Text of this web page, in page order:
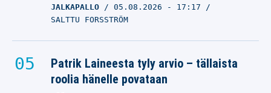
JALKAPALLO 05.08.2026 - 17:17
SALTTU FORSSTRÖM
Patrik Laineesta tyly arvio – tällaista
roolia hänelle povataan